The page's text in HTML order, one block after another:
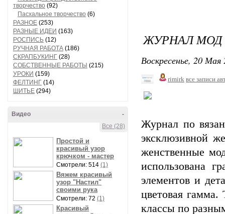
творчество (92)
Пасхальное творчество (6)
РАЗНОЕ (253)
РАЗНЫЕ ИДЕИ (163)
РОСПИСЬ (12)
РУЧНАЯ РАБОТА (186)
СКРАПБУКИНГ (28)
СОБСТВЕННЫЕ РАБОТЫ (215)
УРОКИ (159)
ФЕЛТИНГ (14)
ШИТЬЕ (294)
-
Видео
Все (28)
Простой и
красивый узор
крючком - мастер
Смотрели: 514 (1)
Вяжем красивый
узор "Настил"
своими рука
Смотрели: 72 (1)
Красивый
ЖУРНАЛ МОД
Воскресенье, 20
rimirk все записи
Журнал по
эксклюзивной
женственные
использована
элементов и
цветовая
классы по